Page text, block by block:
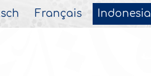
Français Indonesia